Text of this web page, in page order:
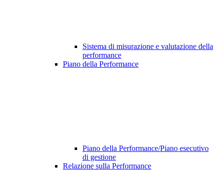
Sistema di misurazione e valutazione della
performance
Piano della Performance
Piano della Performance/Piano esecutivo
di gestione
Relazione sulla Performance